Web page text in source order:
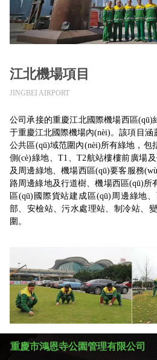
江北機場項目
JINGBEI AIRPORT
公司承接的重慶江北國際機場西區(qū)
于重慶江北國際機場內(nèi)。該項目涵
公共區(qū)域范圍內(nèi)所有綠地，包
側(cè)綠地、T1、T2航站樓樓前廣場
及周邊綠地、機場西區(qū)要客服務
路周邊綠地及行道樹、機場西區(qū)所
區(qū)國際貨站建成區(qū)周邊綠地
部、安檢站、污水處理站、制冷站、
圍。
重慶市鴻恩寺公園管理有限公司